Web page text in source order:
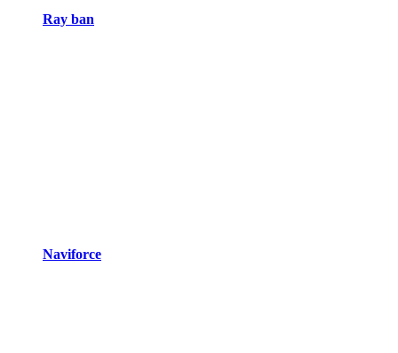
Ray ban
Naviforce